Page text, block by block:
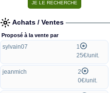
Achats / Ventes
Proposé à la vente par
sylvain07
1
25€/unit.
jeanmich
2
0€/unit.